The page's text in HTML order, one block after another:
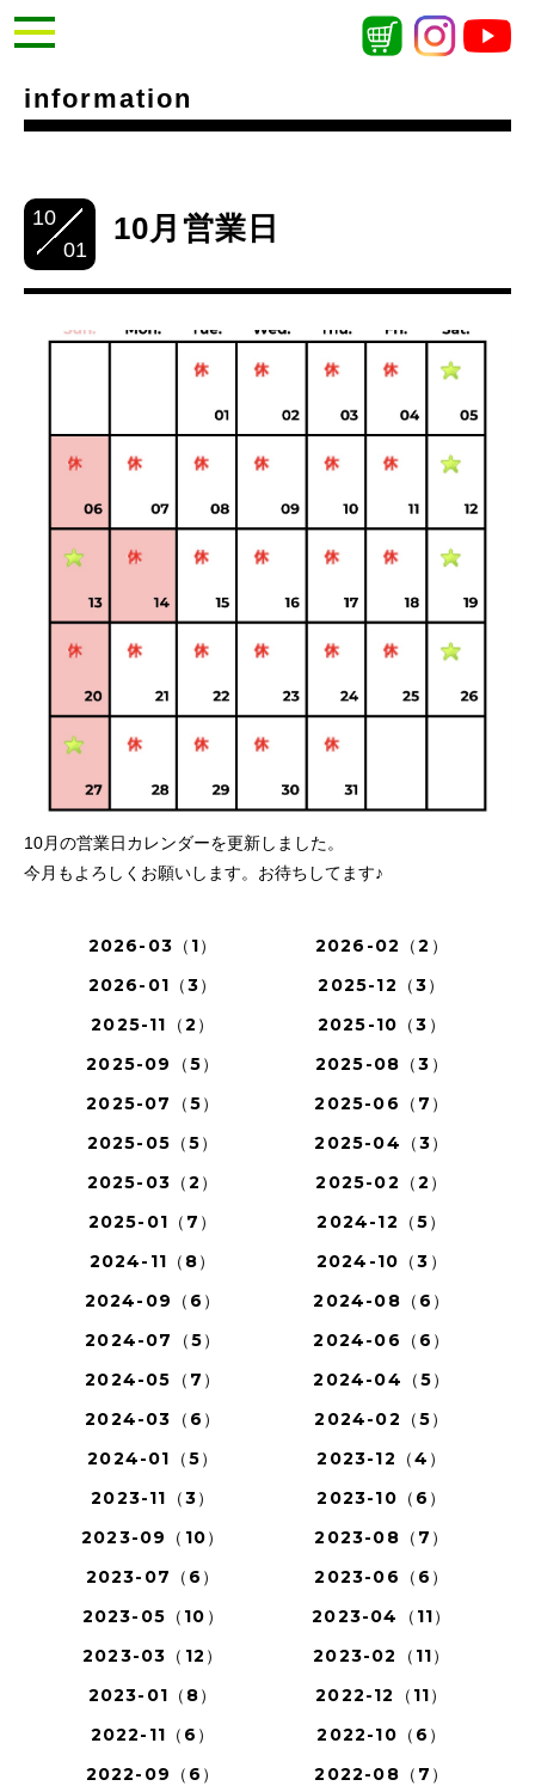
information
10
01
10月営業日
10月の営業日カレンダーを更新しました。
今月もよろしくお願いします。お待ちしてます♪
2026-03（1）
2026-02（2）
2026-01（3）
2025-12（3）
2025-11（2）
2025-10（3）
2025-09（5）
2025-08（3）
2025-07（5）
2025-06（7）
2025-05（5）
2025-04（3）
2025-03（2）
2025-02（2）
2025-01（7）
2024-12（5）
2024-11（8）
2024-10（3）
2024-09（6）
2024-08（6）
2024-07（5）
2024-06（6）
2024-05（7）
2024-04（5）
2024-03（6）
2024-02（5）
2024-01（5）
2023-12（4）
2023-11（3）
2023-10（6）
2023-09（10）
2023-08（7）
2023-07（6）
2023-06（6）
2023-05（10）
2023-04（11）
2023-03（12）
2023-02（11）
2023-01（8）
2022-12（11）
2022-11（6）
2022-10（6）
2022-09（6）
2022-08（7）